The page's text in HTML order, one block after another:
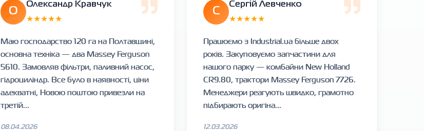
О
Олександр Кравчук
★★★★★
Маю господарство 120 га на Полтавщині,
основна техніка — два Massey Ferguson
5610. Замовляв фільтри, паливний насос,
гідроциліндр. Все було в наявності, ціни
адекватні, Новою поштою привезли на
третій...
08.04.2026
С
Сергій Левченко
★★★★★
Працюємо з Industrial.ua більше двох
років. Закуповуємо запчастини для
нашого парку — комбайни New Holland
CR9.80, трактори Massey Ferguson 7726.
Менеджери реагують швидко, грамотно
підбирають оригіна...
12.03.2026